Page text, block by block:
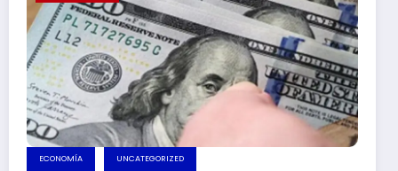
ECONOMÍA UNCATEGORIZED